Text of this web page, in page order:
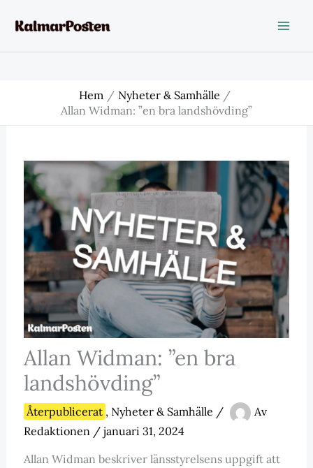
Hem
Nyheter & Samhälle
Allan Widman: ”en bra landshövding”
Allan Widman: ”en bra
landshövding”
Återpublicerat , Nyheter & Samhälle /
Av
Redaktionen / januari 31, 2024
Allan Widman beskriver länsstyrelsens uppgift att